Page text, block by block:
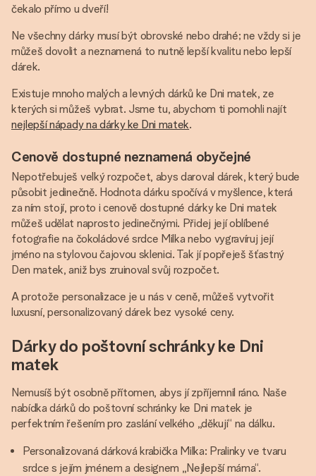
čekalo přímo u dveří!
Ne všechny dárky musí být obrovské nebo drahé; ne vždy si je
můžeš dovolit a neznamená to nutně lepší kvalitu nebo lepší
dárek.
Existuje mnoho malých a levných dárků ke Dni matek, ze
kterých si můžeš vybrat. Jsme tu, abychom ti pomohli najít
nejlepší nápady na dárky ke Dni matek.
Cenově dostupné neznamená obyčejné
Nepotřebuješ velký rozpočet, abys daroval dárek, který bude
působit jedinečně. Hodnota dárku spočívá v myšlence, která
za ním stojí, proto i cenově dostupné dárky ke Dni matek
můžeš udělat naprosto jedinečnými. Přidej její oblíbené
fotografie na čokoládové srdce Milka nebo vygravíruj její
jméno na stylovou čajovou sklenici. Tak jí popřeješ šťastný
Den matek, aniž bys zruinoval svůj rozpočet.
A protože personalizace je u nás v ceně, můžeš vytvořit
luxusní, personalizovaný dárek bez vysoké ceny.
Dárky do poštovní schránky ke Dni
matek
Nemusíš být osobně přítomen, abys jí zpříjemnil ráno. Naše
nabídka dárků do poštovní schránky ke Dni matek je
perfektním řešením pro zaslání velkého „děkuji“ na dálku.
Personalizovaná dárková krabička Milka: Pralinky ve tvaru
srdce s jejím jménem a designem „Nejlepší máma“.